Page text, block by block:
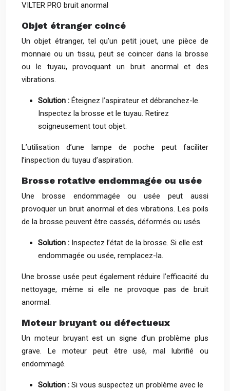
VILTER PRO bruit anormal
Objet étranger coincé
Un objet étranger, tel qu’un petit jouet, une pièce de
monnaie ou un tissu, peut se coincer dans la brosse
ou le tuyau, provoquant un bruit anormal et des
vibrations.
Solution : Éteignez l’aspirateur et débranchez-le.
Inspectez la brosse et le tuyau. Retirez
soigneusement tout objet.
L’utilisation d’une lampe de poche peut faciliter
l’inspection du tuyau d’aspiration.
Brosse rotative endommagée ou usée
Une brosse endommagée ou usée peut aussi
provoquer un bruit anormal et des vibrations. Les poils
de la brosse peuvent être cassés, déformés ou usés.
Solution : Inspectez l’état de la brosse. Si elle est
endommagée ou usée, remplacez-la.
Une brosse usée peut également réduire l’efficacité du
nettoyage, même si elle ne provoque pas de bruit
anormal.
Moteur bruyant ou défectueux
Un moteur bruyant est un signe d’un problème plus
grave. Le moteur peut être usé, mal lubrifié ou
endommagé.
Solution : Si vous suspectez un problème avec le